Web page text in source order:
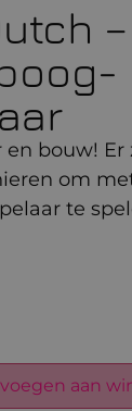
en bouw! Er
om
te
aan